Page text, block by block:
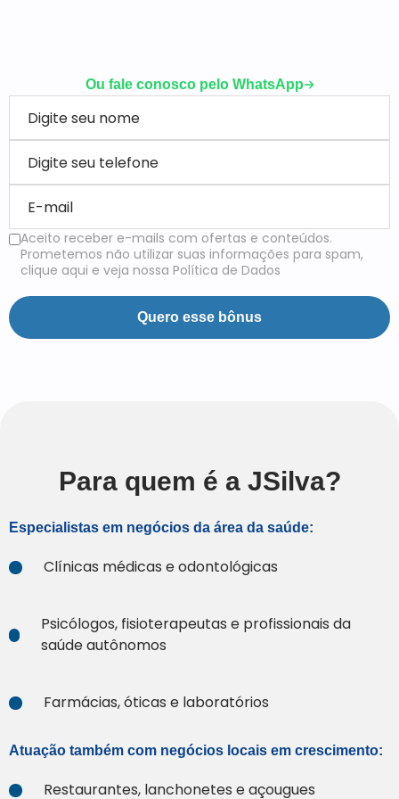
Ou fale conosco pelo WhatsApp
Aceito receber e-mails com ofertas e conteúdos.
Prometemos não utilizar suas informações para spam,
clique aqui e veja nossa Política de Dados
Para quem é a JSilva?
Especialistas em negócios da área da saúde:
Clínicas médicas e odontológicas
Psicólogos, fisioterapeutas e profissionais da
saúde autônomos
Farmácias, óticas e laboratórios
Atuação também com negócios locais em crescimento:
Restaurantes, lanchonetes e açougues